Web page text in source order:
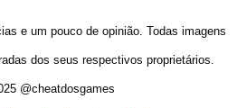
e um pouco de opinião. Todas imagens
dos seus respectivos proprietários.
@cheatdosgames